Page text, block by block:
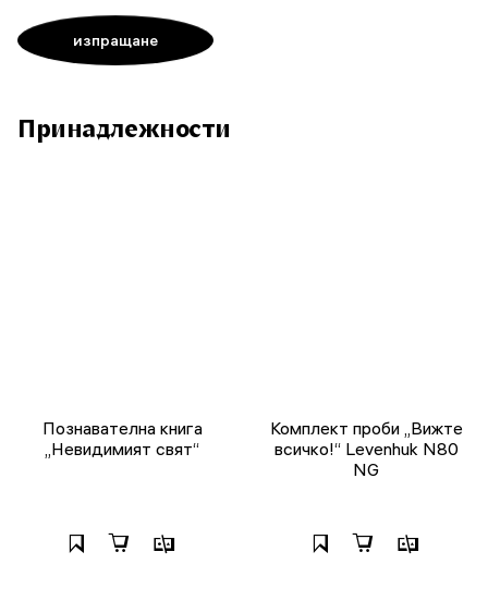
Принадлежности
Познавателна книга
„Невидимият свят“
Комплект проби „Вижте
всичко!“ Levenhuk N80
NG